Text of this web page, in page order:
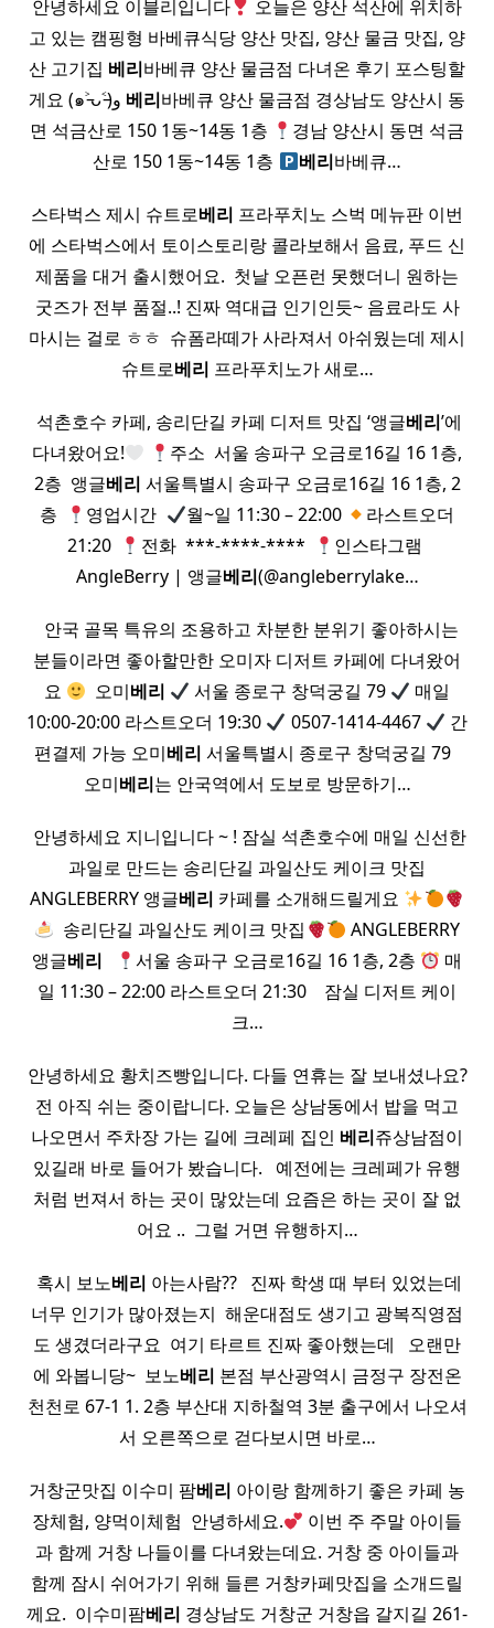
안녕하세요 이블리입니다
오늘은 양산 석산에 위치하
고 있는 캠핑형 바베큐식당 양산 맛집, 양산 물금 맛집, 양
산 고기집 베리바베큐 양산 물금점 다녀온 후기 포스팅할
베리바베큐 양산 물금점 경상남도 양산시 동
면 석금산로 150 1동~14동 1층
경남 양산시 동면 석금
산로 150 1동~14동 1층
베리바베큐…
스타벅스 제시 슈트로베리 프라푸치노 스벅 메뉴판 이번
에 스타벅스에서 토이스토리랑 콜라보해서 음료, 푸드 신
제품을 대거 출시했어요. ​ 첫날 오픈런 못했더니 원하는
굿즈가 전부 품절..! 진짜 역대급 인기인듯~ 음료라도 사
마시는 걸로 ㅎㅎ ​ 슈폼라떼가 사라져서 아쉬웠는데 제시
슈트로베리 프라푸치노가 새로…
​ 석촌호수 카페, 송리단길 카페 디저트 맛집 ‘앵글베리’에
다녀왔어요!
주소 ​ 서울 송파구 오금로16길 16 1층,
2층 ​ 앵글베리 서울특별시 송파구 오금로16길 16 1층, 2
층 ​
영업시간 ​ 월~일 11:30 – 22:00
라스트오더
21:20 ​
전화 ​ ***-****-**** ​
인스타그램 ​
AngleBerry | 앵글베리(@angleberrylake…
​ ​ 안국 골목 특유의 조용하고 차분한 분위기 좋아하시는
분들이라면 좋아할만한 오미자 디저트 카페에 다녀왔어
요
​ 오미베리 서울 종로구 창덕궁길 79
매일
10:00-20:00 라스트오더 19:30
0507-1414-4467
간
편결제 가능 오미베리 서울특별시 종로구 창덕궁길 79 ​ ​
오미베리는 안국역에서 도보로 방문하기…
​ 안녕하세요 지니입니다 ~ ! 잠실 석촌호수에 매일 신선한
과일로 만드는 송리단길 과일산도 케이크 맛집
ANGLEBERRY 앵글베리 카페를 소개해드릴게요
​ 송리단길 과일산도 케이크 맛집
ANGLEBERRY
앵글베리 서울 송파구 오금로16길 16 1층, 2층
매
일 11:30 – 22:00 라스트오더 21:30 ​ ​ ​ 잠실 디저트 케이
크…
안녕하세요 황치즈빵입니다. 다들 연휴는 잘 보내셨나요?
전 아직 쉬는 중이랍니다. 오늘은 상남동에서 밥을 먹고
나오면서 주차장 가는 길에 크레페 집인 베리쥬상남점이
있길래 바로 들어가 봤습니다. ​ ​ 예전에는 크레페가 유행
처럼 번져서 하는 곳이 많았는데 요즘은 하는 곳이 잘 없
어요 .. ​ 그럴 거면 유행하지…
​ 혹시 보노베리 아는사람?? ​ ​ 진짜 학생 때 부터 있었는데
너무 인기가 많아졌는지 ​ 해운대점도 생기고 광복직영점
도 생겼더라구요 ​ 여기 타르트 진짜 좋아했는데 ​ ​ 오랜만
에 와봅니당~ ​ 보노베리 본점 부산광역시 금정구 장전온
천천로 67-1 1. 2층 부산대 지하철역 3분 출구에서 나오셔
서 오른쪽으로 걷다보시면 바로…
거창군맛집 이수미 팜베리 아이랑 함께하기 좋은 카페 농
장체험, 양먹이체험 ​ 안녕하세요.
이번 주 주말 아이들
과 함께 거창 나들이를 다녀왔는데요. 거창 중 아이들과
함께 잠시 쉬어가기 위해 들른 거창카페맛집을 소개드릴
께요. ​ 이수미팜베리 경상남도 거창군 거창읍 갈지길 261-